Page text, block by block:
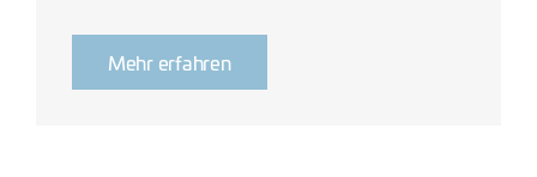
Mehr erfahren